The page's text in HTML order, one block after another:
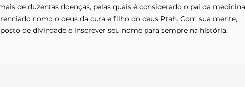
de duzentas doenças, pelas quais é considerado o pai da medicina
como o deus da cura e filho do deus Ptah. Com sua mente,
de divindade e inscrever seu nome para sempre na história.